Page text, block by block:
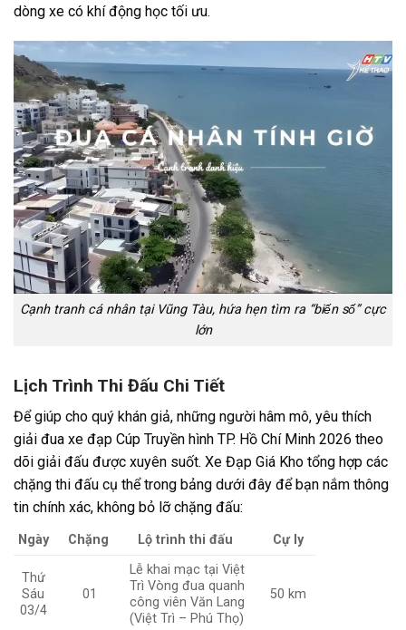
dòng xe có khí động học tối ưu.
Cạnh tranh cá nhân tại Vũng Tàu, hứa hẹn tìm ra “biến số” cực
lớn
Lịch Trình Thi Đấu Chi Tiết
Để giúp cho quý khán giả, những người hâm mô, yêu thích
giải đua xe đạp Cúp Truyền hình TP. Hồ Chí Minh 2026 theo
dõi giải đấu được xuyên suốt. Xe Đạp Giá Kho tổng hợp các
chặng thi đấu cụ thể trong bảng dưới đây để bạn nắm thông
tin chính xác, không bỏ lỡ chặng đấu:
Ngày Chặng Lộ trình thi đấu Cự ly
Thứ
Sáu
03/4
01
Lễ khai mạc tại Việt
Trì Vòng đua quanh
công viên Văn Lang
(Việt Trì – Phú Thọ)
50 km